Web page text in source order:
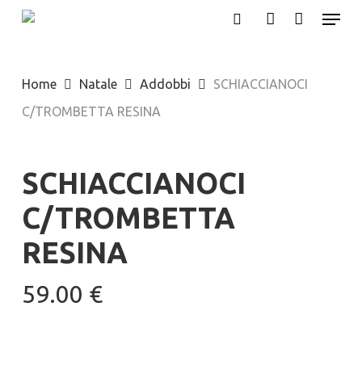
Skip
content
Menu
Home Natale Addobbi
SCHIACCIANOCI
C/TROMBETTA RESINA
SCHIACCIANOCI
C/TROMBETTA
RESINA
59.00 €